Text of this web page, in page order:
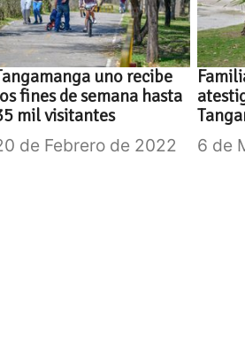
uno recibe
fines de semana hasta
mil visitantes
de Febrero de 2022 6 de